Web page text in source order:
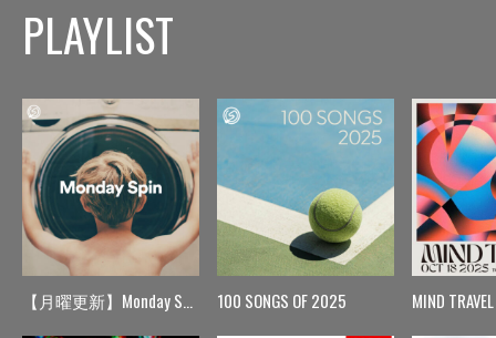
PLAYLIST
【月曜更新】Monday Spin 100 SONGS OF 2025 MIND TRAVEL